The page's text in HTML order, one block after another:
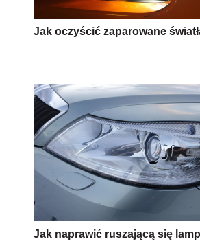
Jak oczyścić zaparowane
Jak naprawić ruszającą się